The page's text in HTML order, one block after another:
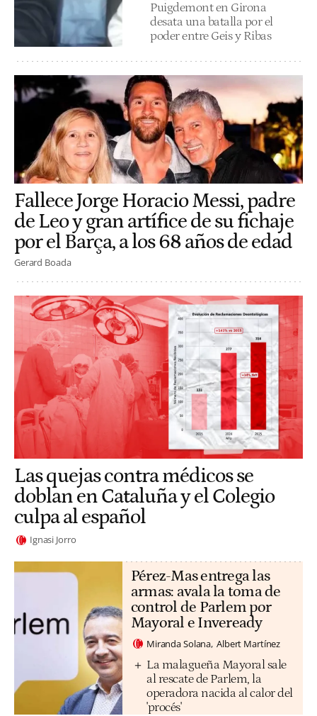
Puigdemont en Girona
desata una batalla por el
poder entre Geis y Ribas
Fallece Jorge Horacio Messi, padre
de Leo y gran artífice de su fichaje
por el Barça, a los 68 años de edad
Gerard Boada
Las quejas contra médicos se
doblan en Cataluña y el Colegio
culpa al español
Ignasi Jorro
Pérez-Mas entrega las
armas: avala la toma de
control de Parlem por
Mayoral e Inveready
Miranda Solana Albert Martínez
La malagueña Mayoral sale
al rescate de Parlem, la
operadora nacida al calor del
'procés'